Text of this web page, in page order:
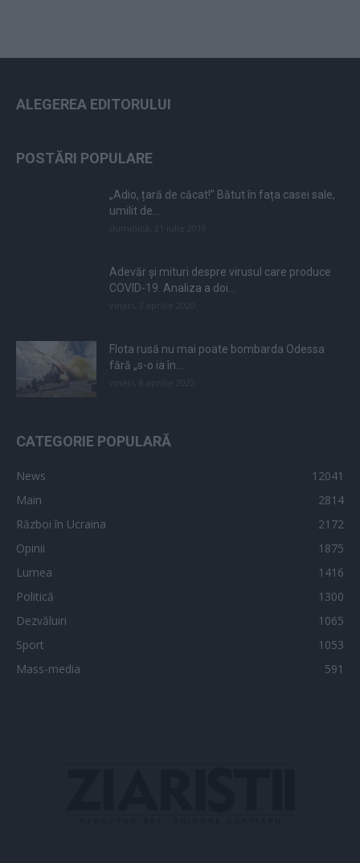
ALEGEREA EDITORULUI
POSTĂRI POPULARE
„Adio, țară de căcat!” Bătut în fața casei sale,
umilit de...
Adevăr și mituri despre virusul care produce
COVID-19. Analiza a doi...
Flota rusă nu mai poate bombarda Odessa
fără „s-o ia în...
CATEGORIE POPULARĂ
News
12041
Main
2814
Război în Ucraina
2172
Opinii
1875
Lumea
1416
Politică
1300
Dezvăluiri
1065
Sport
1053
Mass-media
591